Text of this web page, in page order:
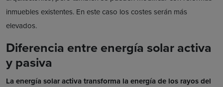
inmuebles existentes. En este caso los costes serán más
elevados.
Diferencia entre energía solar activa
y pasiva
La energía solar activa transforma la energía de los rayos del